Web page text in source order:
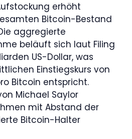
erhöht
Bitcoin-Bestand
aggregierte
beläuft sich laut Filing
US-Dollar, was
Einstiegskurs von
Bitcoin entspricht.
Michael Saylor
mit Abstand der
Bitcoin-Halter